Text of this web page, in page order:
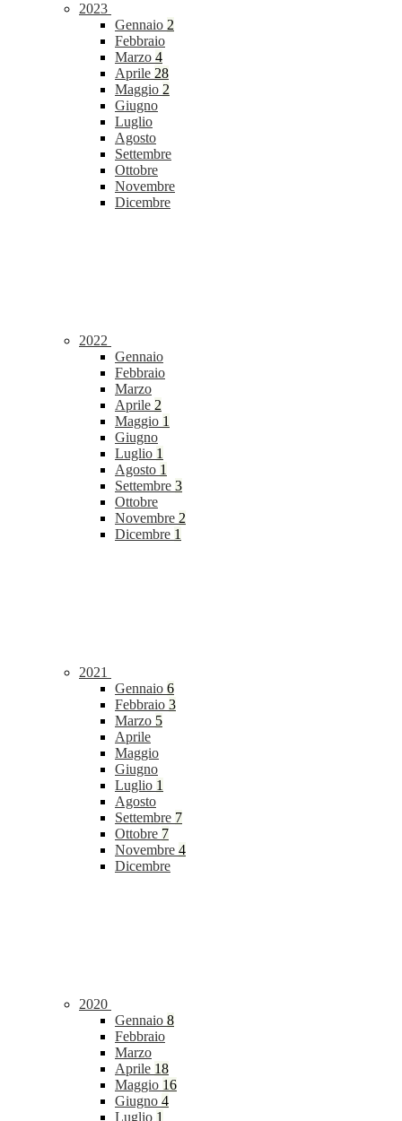
2023
Gennaio 2
Febbraio
Marzo 4
Aprile 28
Maggio 2
Giugno
Luglio
Agosto
Settembre
Ottobre
Novembre
Dicembre
2022
Gennaio
Febbraio
Marzo
Aprile 2
Maggio 1
Giugno
Luglio 1
Agosto 1
Settembre 3
Ottobre
Novembre 2
Dicembre 1
2021
Gennaio 6
Febbraio 3
Marzo 5
Aprile
Maggio
Giugno
Luglio 1
Agosto
Settembre 7
Ottobre 7
Novembre 4
Dicembre
2020
Gennaio 8
Febbraio
Marzo
Aprile 18
Maggio 16
Giugno 4
Luglio 1